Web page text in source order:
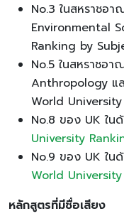
No.3 ในสหราชอา
Environmental
Ranking by
No.5 ในสหราชอา
Anthropology แ
World
No.8 ของ UK ใ
University
No.9 ของ UK ใ
World
หลักสูตรที่มีชื่อเสียง